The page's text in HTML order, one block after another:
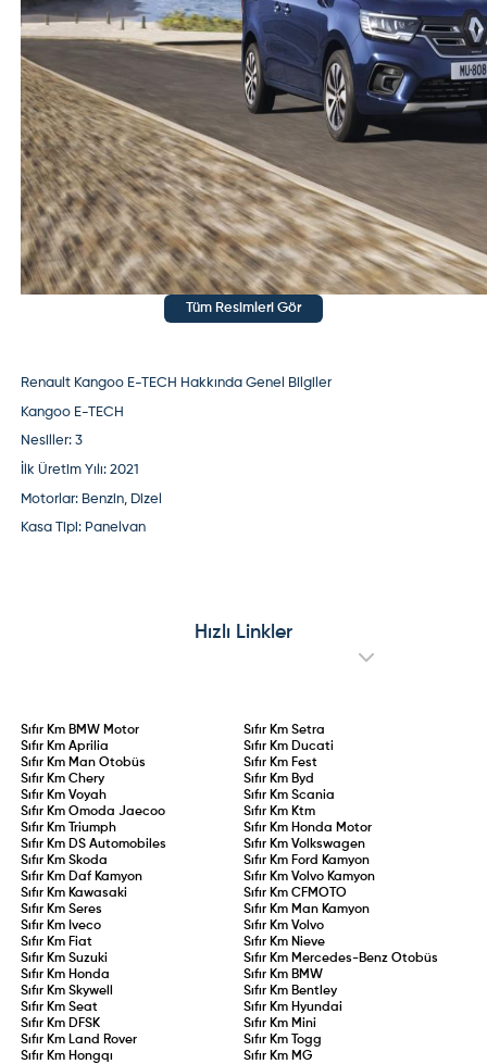
Tüm Resimleri Gör
Renault Kangoo E-TECH Hakkında Genel Bilgiler
Kangoo E-TECH
Nesiller: 3
İlk Üretim Yılı: 2021
Motorlar: Benzin, Dizel
Kasa Tipi: Panelvan
Hızlı Linkler
Sıfır Km BMW Motor Sıfır Km Setra
Sıfır KmAprilia Sıfır Km Ducati
Sıfır Km Man Otobüs Sıfır Km Fest
Sıfır KmChery Sıfır Km Byd
Sıfır KmVoyah Sıfır Km Scania
Sıfır KmOmoda Jaecoo Sıfır Km Ktm
Sıfır Km
Triumph Sıfır Km Honda Motor
Sıfır Km DS Automobiles Sıfır Km Volkswagen
Sıfır KmSkoda Sıfır Km Ford Kamyon
Sıfır Km Daf Kamyon Sıfır Km Volvo Kamyon
Sıfır Km Kawasaki Sıfır Km CFMOTO
Sıfır KmSeres Sıfır Km Man Kamyon
Sıfır Km Iveco Sıfır Km Volvo
Sıfır Km Fiat Sıfır Km Nieve
Sıfır KmSuzuki Sıfır Km Mercedes-Benz Otobüs
Sıfır Km Honda Sıfır Km BMW
Sıfır KmSkywell Sıfır Km Bentley
Sıfır KmSeat Sıfır Km Hyundai
Sıfır Km DFSK Sıfır Km Mini
Sıfır Km Land Rover Sıfır Km
Togg
Sıfır Km Hongqı Sıfır Km MG